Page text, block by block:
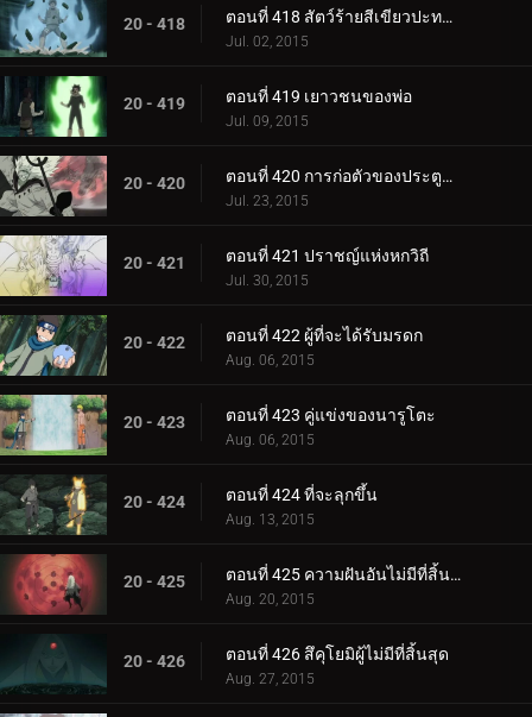
20 - 418 ตอนที่ 418 สัตว์ร้ายสีเขียวปะทะมาดาระหกวิถี
Jul. 02, 2015
20 - 419 ตอนที่ 419 เยาวชนของพ่อ
Jul. 09, 2015
20 - 420 ตอนที่ 420 การก่อตัวของประตูด้านในทั้งแปด
Jul. 23, 2015
20 - 421 ตอนที่ 421 ปราชญ์แห่งหกวิถี
Jul. 30, 2015
20 - 422 ตอนที่ 422 ผู้ที่จะได้รับมรดก
Aug. 06, 2015
20 - 423 ตอนที่ 423 คู่แข่งของนารูโตะ
Aug. 06, 2015
20 - 424 ตอนที่ 424 ที่จะลุกขึ้น
Aug. 13, 2015
20 - 425 ตอนที่ 425 ความฝันอันไม่มีที่สิ้นสุด
Aug. 20, 2015
20 - 426 ตอนที่ 426 สึคุโยมิผู้ไม่มีที่สิ้นสุด
Aug. 27, 2015